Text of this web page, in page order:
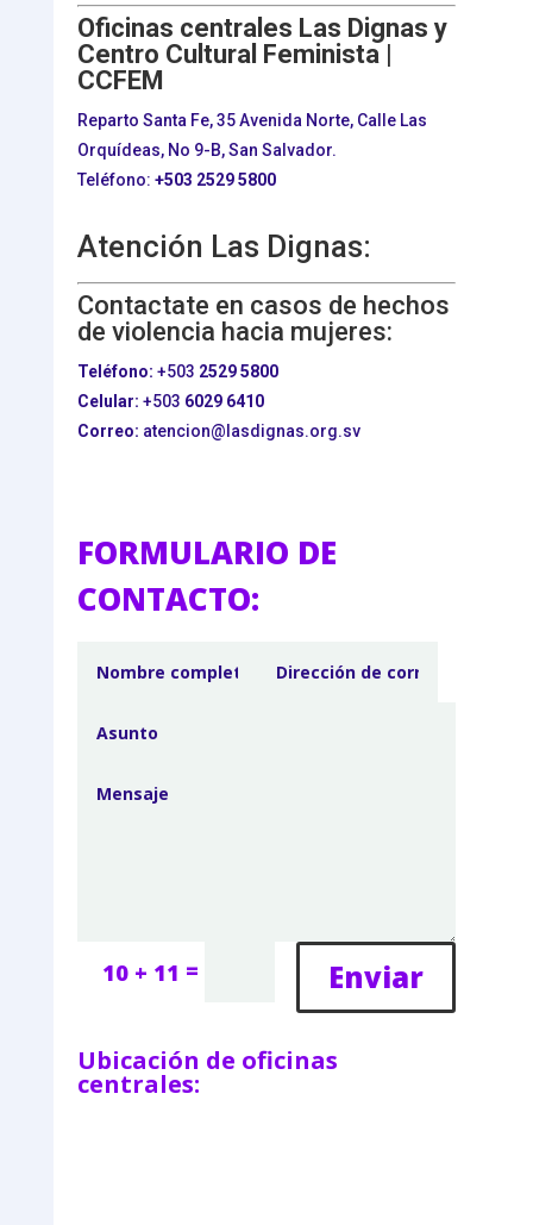
Oficinas centrales Las Dignas y
Centro Cultural Feminista |
CCFEM
Reparto Santa Fe, 35 Avenida Norte, Calle Las
Orquídeas, No 9-B, San Salvador.
Teléfono: +503 2529 5800
Atención Las Dignas:
Contactate en casos de hechos
de violencia hacia mujeres:
Teléfono: +503 2529 5800
Celular: +503 6029 6410
Correo: atencion@lasdignas.org.sv
FORMULARIO DE
CONTACTO:
10 + 11 = Enviar
Ubicación de oficinas
centrales: